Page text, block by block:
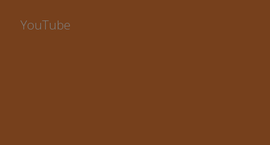
YouTube